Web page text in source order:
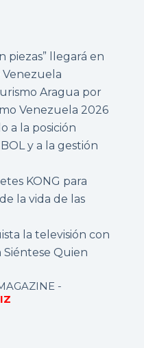
piezas” llegará en
Venezuela
Aragua por
Venezuela 2026
a la posición
y a la gestión
KONG para
la vida de las
la televisión con
Quien
-